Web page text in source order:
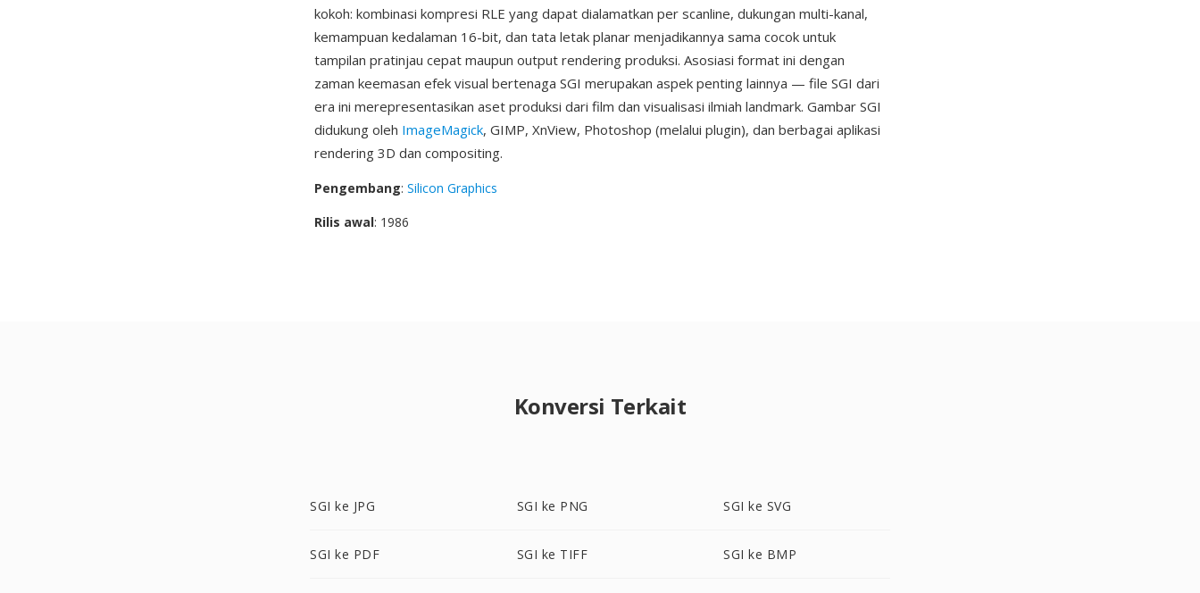
kokoh: kombinasi kompresi RLE yang dapat dialamatkan per scanline, dukungan multi-kanal,
kemampuan kedalaman 16-bit, dan tata letak planar menjadikannya sama cocok untuk
tampilan pratinjau cepat maupun output rendering produksi. Asosiasi format ini dengan
zaman keemasan efek visual bertenaga SGI merupakan aspek penting lainnya — file SGI dari
era ini merepresentasikan aset produksi dari film dan visualisasi ilmiah landmark. Gambar SGI
didukung oleh ImageMagick, GIMP, XnView, Photoshop (melalui plugin), dan berbagai aplikasi
rendering 3D dan compositing.
Pengembang: Silicon Graphics
Rilis awal: 1986
Konversi Terkait
SGI ke JPG SGI ke PNG SGI ke SVG
SGI ke PDF SGI ke TIFF SGI ke BMP